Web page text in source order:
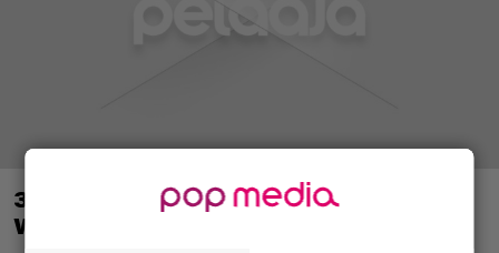
30-vuotias Quake sai uuden episodin
Wolfenstein-kehittäjiltä